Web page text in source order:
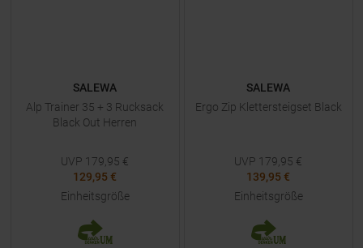
SALEWA
Alp Trainer 35 + 3 Rucksack
Black Out Herren
UVP 179,95 €
129,95 €
Einheitsgröße
SALEWA
Ergo Zip Klettersteigset Black
UVP 179,95 €
139,95 €
Einheitsgröße